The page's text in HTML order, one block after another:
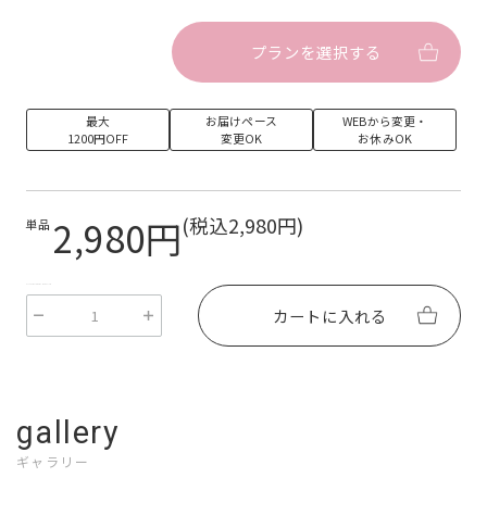
プランを選択する
最大
1200円OFF
お届けペース
変更OK
WEBから変更・
お休みOK
単品 2,980円(税込2,980円)
カートに入れる
gallery
ギャラリー